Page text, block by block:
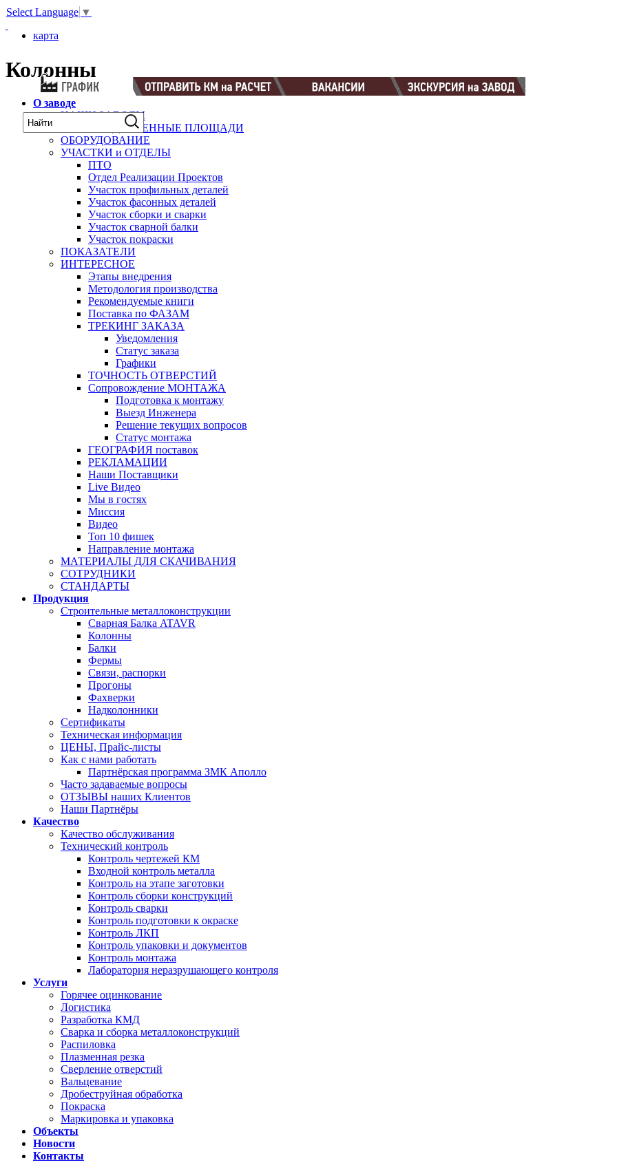
Select Language ▼
карта
Колонны
О заводе
НАШИ ЗАВОДЫ
ПРОИЗВОДСТВЕННЫЕ ПЛОЩАДИ
ОБОРУДОВАНИЕ
УЧАСТКИ и ОТДЕЛЫ
ПТО
Отдел Реализации Проектов
Участок профильных деталей
Участок фасонных деталей
Участок сборки и сварки
Участок сварной балки
Участок покраски
ПОКАЗАТЕЛИ
ИНТЕРЕСНОЕ
Этапы внедрения
Методология производства
Рекомендуемые книги
Поставка по ФАЗАМ
ТРЕКИНГ ЗАКАЗА
Уведомления
Статус заказа
Графики
ТОЧНОСТЬ ОТВЕРСТИЙ
Сопровождение МОНТАЖА
Подготовка к монтажу
Выезд Инженера
Решение текущих вопросов
Статус монтажа
ГЕОГРАФИЯ поставок
РЕКЛАМАЦИИ
Наши Поставщики
Live Видео
Мы в гостях
Миссия
Видео
Топ 10 фишек
Направление монтажа
МАТЕРИАЛЫ ДЛЯ СКАЧИВАНИЯ
СОТРУДНИКИ
СТАНДАРТЫ
Продукция
Строительные металлоконструкции
Сварная Балка ATAVR
Колонны
Балки
Фермы
Связи, распорки
Прогоны
Фахверки
Надколонники
Сертификаты
Техническая информация
ЦЕНЫ, Прайс-листы
Как с нами работать
Партнёрская программа ЗМК Аполло
Часто задаваемые вопросы
ОТЗЫВЫ наших Клиентов
Наши Партнёры
Качество
Качество обслуживания
Технический контроль
Контроль чертежей КМ
Входной контроль металла
Контроль на этапе заготовки
Контроль сборки конструкций
Контроль сварки
Контроль подготовки к окраске
Контроль ЛКП
Контроль упаковки и документов
Контроль монтажа
Лаборатория неразрушающего контроля
Услуги
Горячее оцинкование
Логистика
Разработка КМД
Сварка и сборка металлоконструкций
Распиловка
Плазменная резка
Сверление отверстий
Вальцевание
Дробеструйная обработка
Покраска
Маркировка и упаковка
Объекты
Новости
Контакты